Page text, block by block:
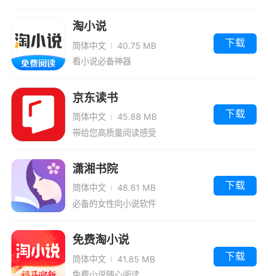
1、免费专区每日限免书籍上新，红文爽文新
文不停看
2、小说多超全书库，整合百万资源，满足
不同读者的阅读喜好和阅读需求
3、无广告弹窗打扰，给你非常流畅且纯净
的小说阅读体验
4、为您推荐各种热门、有趣的小说，在线
就可以开始阅读
5、每天都可以在线签到，连续七天签到的
用户可以获得大礼
淘小说
简体中文
40.75 MB
看小说必备神器
下载
京东读书
简体中文
45.88 MB
带给您高质量阅读感受
下载
潇湘书院
简体中文
48.61 MB
必备的女性向小说软件
下载
免费淘小说
简体中文
41.85 MB
下载